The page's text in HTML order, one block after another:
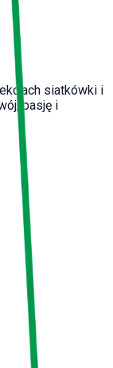
siatkówki i
pasję i